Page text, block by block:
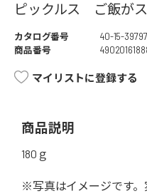
ピックルス ご飯が
カタログ番号
40-15-39797
商品番号
マイリストに登録する
商品説明
180ｇ
※写真はイメージです